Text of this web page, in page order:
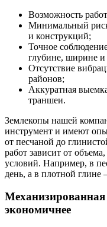
Возможность
Минимальный
и конструкций;
Точное
глубине, ширине и
Отсутствие
районов;
Аккуратная
траншеи.
Землекопы нашей
инструмент и имеют
от песчаной до
работ зависит от
условий. Например, в
день, а в плотной глине
экономичнее